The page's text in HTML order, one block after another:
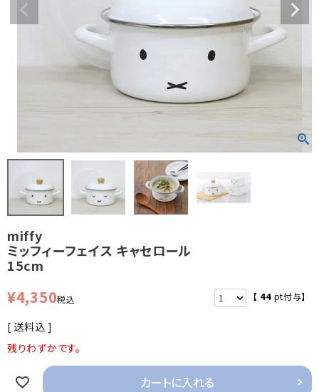
miffy
ミッフィーフェイス キャセロール
15cm
¥4,350税込 【 44 pt付与】
送料込
残りわずかです。
カートに入れる